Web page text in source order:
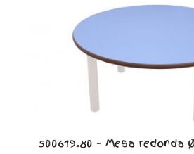
500619.80 – Mesa redonda